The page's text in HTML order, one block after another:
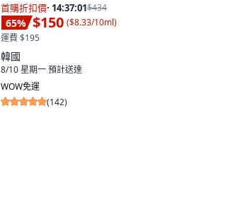
首購折扣價· 14:37:00$434
65% $150 ($8.33/10ml)
運費 $195
韓國
8/10 星期一預計送達
WOW免運
(142)